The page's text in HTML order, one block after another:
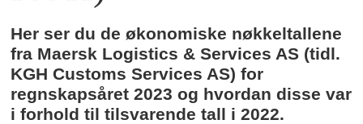
Her ser du de økonomiske nøkkeltallene
fra Maersk Logistics & Services AS (tidl.
KGH Customs Services AS) for
regnskapsåret 2023 og hvordan disse var
i forhold til tilsvarende tall i 2022.